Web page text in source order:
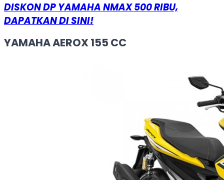
DISKON DP YAMAHA NMAX 500 RIBU,
DAPATKAN DI SINI!
YAMAHA AEROX 155 CC